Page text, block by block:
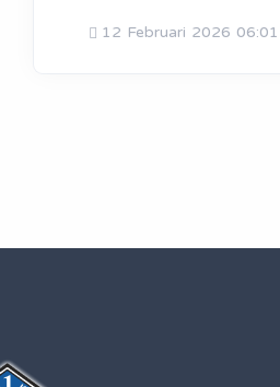
12 Februari 2026 06:01